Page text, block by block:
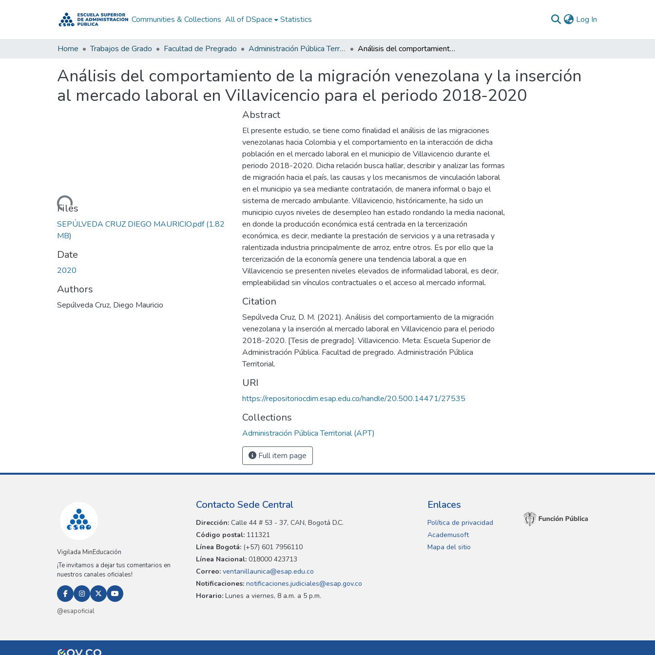
Communities & Collections All of DSpace Statistics Log In
Home Trabajos de Grado Facultad de Pregrado Administración Pública Territorial (APT) Análisis del comportamiento de la migración venezolana y la inserción al mercado laboral en Villavicencio para el periodo 2018-2020
Análisis del comportamiento de la migración venezolana y la inserción
al mercado laboral en Villavicencio para el periodo 2018-2020
Loading...
Files
SEPÚLVEDA CRUZ DIEGO MAURICIO.pdf(1.82
MB)
Date
2020
Authors
Sepúlveda Cruz, Diego Mauricio
Abstract
El presente estudio, se tiene como finalidad el análisis de las migraciones
venezolanas hacia Colombia y el comportamiento en la interacción de dicha
población en el mercado laboral en el municipio de Villavicencio durante el
periodo 2018-2020. Dicha relación busca hallar, describir y analizar las formas
de migración hacia el país, las causas y los mecanismos de vinculación laboral
en el municipio ya sea mediante contratación, de manera informal o bajo el
sistema de mercado ambulante. Villavicencio, históricamente, ha sido un
municipio cuyos niveles de desempleo han estado rondando la media nacional,
en donde la producción económica está centrada en la tercerización
económica, es decir, mediante la prestación de servicios y a una retrasada y
ralentizada industria principalmente de arroz, entre otros. Es por ello que la
tercerización de la economía genere una tendencia laboral a que en
Villavicencio se presenten niveles elevados de informalidad laboral, es decir,
empleabilidad sin vínculos contractuales o el acceso al mercado informal.
Citation
Sepúlveda Cruz, D. M. (2021). Análisis del comportamiento de la migración
venezolana y la inserción al mercado laboral en Villavicencio para el periodo
2018-2020. [Tesis de pregrado]. Villavicencio. Meta: Escuela Superior de
Administración Pública. Facultad de pregrado. Administración Pública
Territorial.
URI
https://repositoriocdim.esap.edu.co/handle/20.500.14471/27535
Collections
Administración Pública Territorial (APT)
Full item page
Vigilada MinEducación
¡Te invitamos a dejar tus comentarios en
nuestros canales oficiales!
@esapoficial
Contacto Sede Central
Dirección: Calle 44 # 53 - 37, CAN, Bogotá D.C.
Código postal: 111321
Línea Bogotá: (+57) 601 7956110
Línea Nacional: 018000 423713
Correo: ventanillaunica@esap.edu.co
Notificaciones: notificaciones.judiciales@esap.gov.co
Horario: Lunes a viernes, 8 a.m. a 5 p.m.
Enlaces
Política de privacidad
Academusoft
Mapa del sitio